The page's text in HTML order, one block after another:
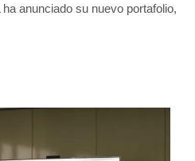
anunciado su nuevo portafolio,